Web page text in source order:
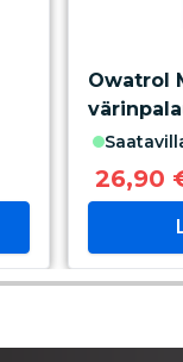
Owatrol
26,90